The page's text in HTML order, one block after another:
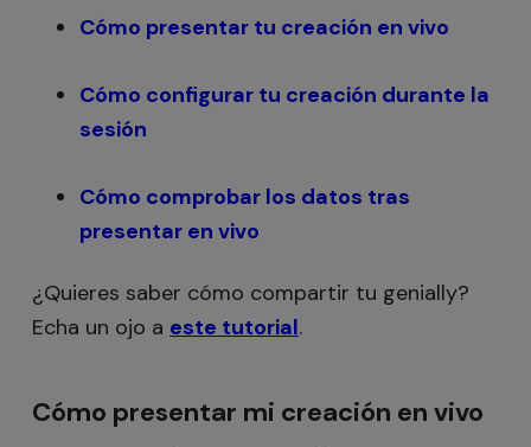
Cómo presentar tu creación en vivo
Cómo configurar tu creación durante la
sesión
Cómo comprobar los datos tras
presentar en vivo
¿Quieres saber cómo compartir tu genially?
Echa un ojo a este tutorial.
Cómo presentar mi creación en vivo